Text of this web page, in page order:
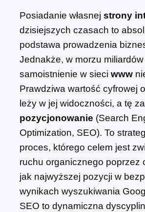
Posiadanie własnej strony
dzisiejszych czasach to
podstawa prowadzenia
Jednakże, w morzu miliardów
samoistnienie w sieci www
Prawdziwa wartość cyfrowej
leży w jej widoczności, a tę
pozycjonowanie (Search
Optimization, SEO). To
proces, którego celem jest
ruchu organicznego poprzez
jak najwyższej pozycji w
wynikach wyszukiwania
SEO to dynamiczna